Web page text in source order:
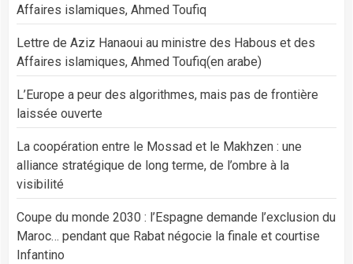
Affaires islamiques, Ahmed Toufiq
Lettre de Aziz Hanaoui au ministre des Habous et des
Affaires islamiques, Ahmed Toufiq(en arabe)
L’Europe a peur des algorithmes, mais pas de frontière
laissée ouverte
La coopération entre le Mossad et le Makhzen : une
alliance stratégique de long terme, de l’ombre à la
visibilité
Coupe du monde 2030 : l’Espagne demande l’exclusion du
Maroc… pendant que Rabat négocie la finale et courtise
Infantino